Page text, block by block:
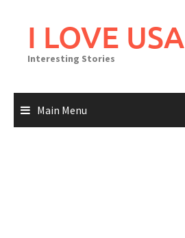
I LOVE USA
Interesting Stories
Main Menu